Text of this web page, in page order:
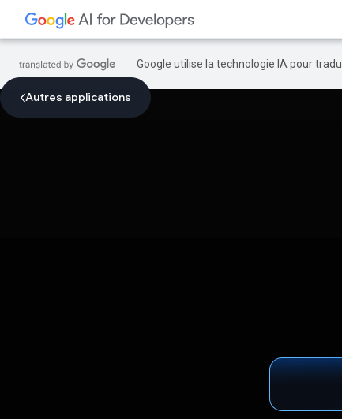
Google utilise la technologie IA pour
Autres applications